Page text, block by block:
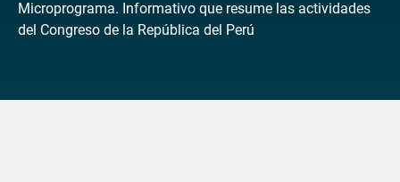
Microprograma. Informativo que resume las actividades
del Congreso de la República del Perú